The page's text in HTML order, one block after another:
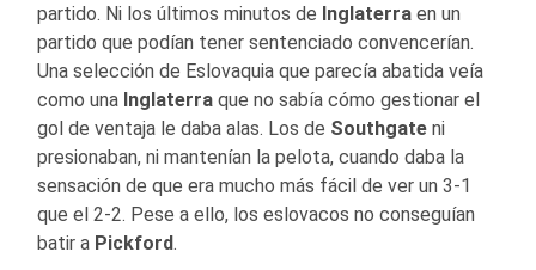
partido. Ni los últimos minutos de Inglaterra en un
partido que podían tener sentenciado convencerían.
Una selección de Eslovaquia que parecía abatida veía
como una Inglaterra que no sabía cómo gestionar el
gol de ventaja le daba alas. Los de Southgate ni
presionaban, ni mantenían la pelota, cuando daba la
sensación de que era mucho más fácil de ver un 3-1
que el 2-2. Pese a ello, los eslovacos no conseguían
batir a Pickford.